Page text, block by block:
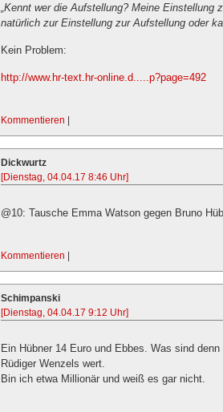
„Kennt wer die Aufstellung? Meine
natürlich zur Einstellung zur Aufstellung oder
Kein Problem:
http://www.hr-text.hr-online.d.....p?page=492
Kommentieren |
Dickwurtz
[Dienstag, 04.04.17 8:46 Uhr]
@10: Tausche Emma Watson gegen Bruno
Kommentieren |
Schimpanski
[Dienstag, 04.04.17 9:12 Uhr]
Ein Hübner 14 Euro und Ebbes. Was sind
Rüdiger Wenzels wert.
Bin ich etwa Millionär und weiß es gar nicht.